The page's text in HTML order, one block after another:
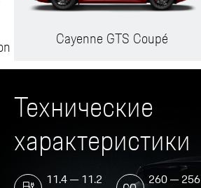
Cayenne GTS Coupé
Технические
характеристики
11.4 — 11.2
260 — 256